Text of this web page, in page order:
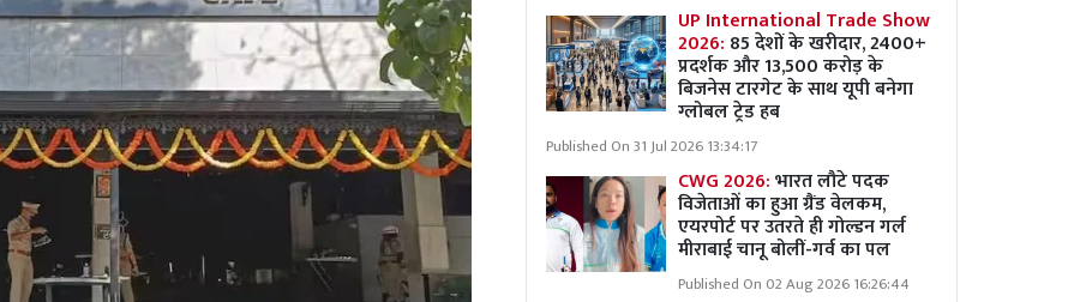
UP International Trade Show
2026: 85 देशों के खरीदार, 2400+
प्रदर्शक और 13,500 करोड़ के
बिजनेस टारगेट के साथ यूपी बनेगा
ग्लोबल ट्रेड हब
Published On 31 Jul 2026 13:34:17
CWG 2026:भारत लौटे पदक
विजेताओं का हुआ ग्रैंड वेलकम,
एयरपोर्ट पर उतरते ही गोल्डन गर्ल
मीराबाई चानू बोलीं-गर्व का पल
Published On 02 Aug 2026 16:26:44